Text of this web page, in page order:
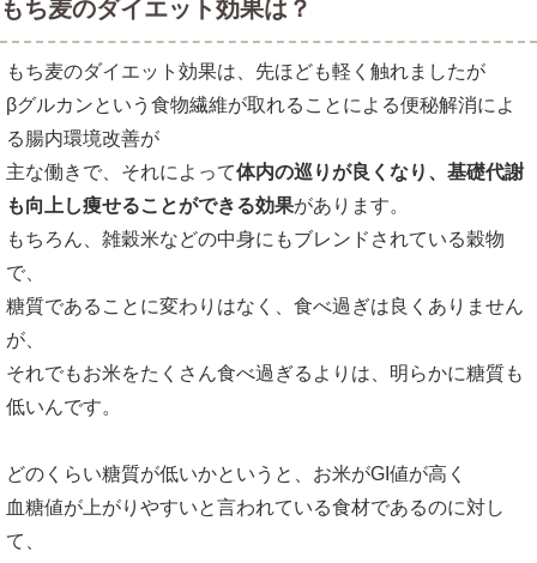
もち麦のダイエット効果は？
もち麦のダイエット効果は、先ほども軽く触れましたが
βグルカンという食物繊維が取れることによる便秘解消によ
る腸内環境改善が
主な働きで、それによって体内の巡りが良くなり、基礎代謝
も向上し痩せることができる効果があります。
もちろん、雑穀米などの中身にもブレンドされている穀物
で、
糖質であることに変わりはなく、食べ過ぎは良くありません
が、
それでもお米をたくさん食べ過ぎるよりは、明らかに糖質も
低いんです。
どのくらい糖質が低いかというと、お米がGI値が高く
血糖値が上がりやすいと言われている食材であるのに対し
て、